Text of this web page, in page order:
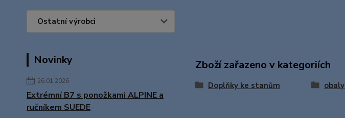
Ostatní výrobci
Novinky
26.01.2026
Extrémní B7 s ponožkami ALPINE a
ručníkem SUEDE
Zboží zařazeno v kategoriích
Doplňky ke stanům obaly